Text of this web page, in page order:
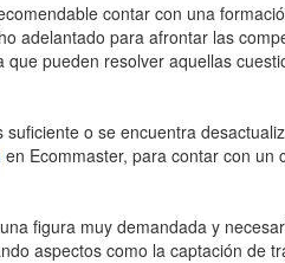
contar con una
adelantado para afrontar las
pueden resolver aquellas
o se encuentra
en Ecommaster, para contar con
figura muy demandada y
aspectos como la captación de